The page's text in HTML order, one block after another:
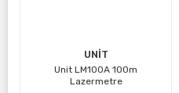
UNİT
Unit LM100A 100m
Lazermetre